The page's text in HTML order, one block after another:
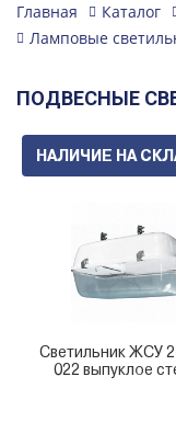
Главная Каталог
Ламповые
ПОДВЕСНЫЕ
НАЛИЧИЕ НА
Светильник ЖСУ
022 выпуклое